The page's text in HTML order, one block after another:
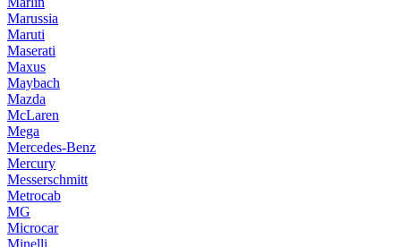
Marussia
Maruti
Maserati
Maxus
Maybach
Mazda
McLaren
Mega
Mercedes-Benz
Mercury
Messerschmitt
Metrocab
MG
Microcar
Minelli